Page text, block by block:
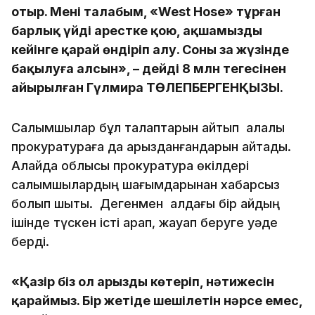
отыр. Менің талабым, «West Hose» тұрған
барлық үйді арестке қою, ақшамызды
кейінге қарай өндіріп алу. Соны заң жүзінде
бақылуға алсын», – дейді 8 млн теңгесінен
айырылған Гүлмира ТӨЛЕПБЕРГЕНҚЫЗЫ.
Салымшылар бұл талаптарын айтып қалалық
прокуратураға да арызданғандарын айтады.
Алайда облысық прокуратура өкілдері
салымшылардың шағымдарынан хабарсыз
болып шықты. Дегенмен алдағы бір айдың
ішінде түскен істі қарап, жауап беруге уәде
берді.
«Қазір біз ол арызды көтеріп, нәтижесін
қараймыз. Бір жетіде шешілетін нәрсе емес,